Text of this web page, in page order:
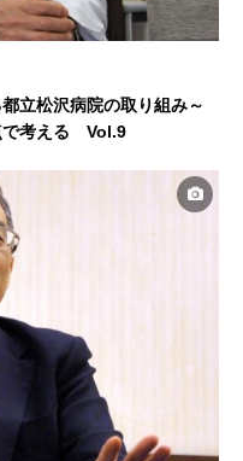
立松沢病院の取り組み～
で考える Vol.9